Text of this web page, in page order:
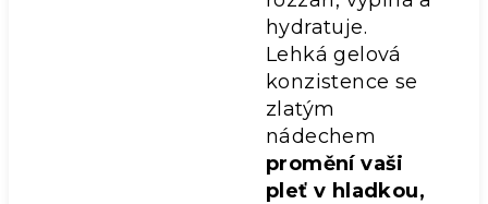
hydratuje.
Lehká gelová
konzistence se
zlatým
nádechem
promění vaši
pleť v hladkou,